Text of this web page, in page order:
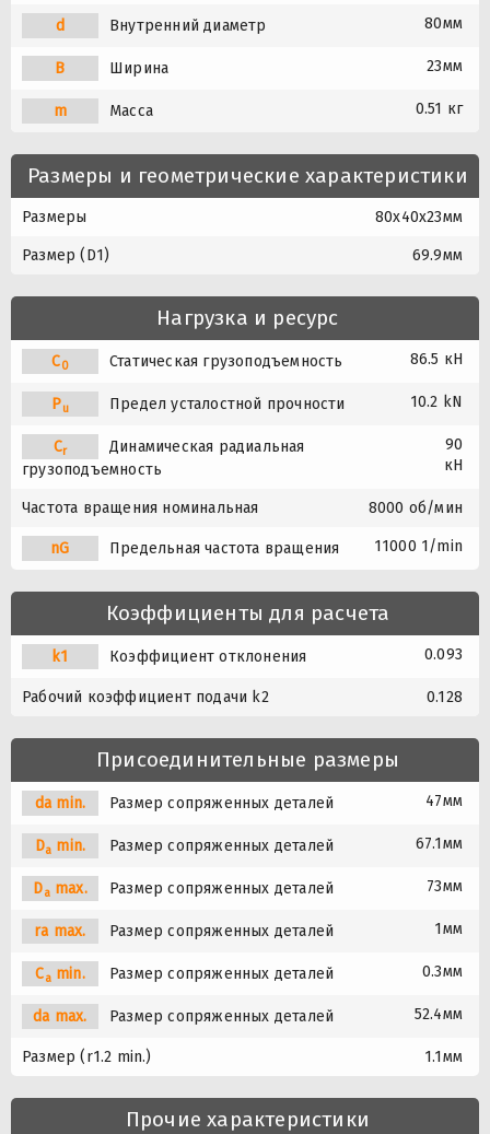
d Внутренний диаметр 80мм
B Ширина 23мм
m Масса 0.51 кг
Размеры и геометрические характеристики
Размеры 80x40x23мм
Размер (D1) 69.9мм
Нагрузка и ресурс
C0 Статическая грузоподъемность 86.5 кН
Pu Предел усталостной прочности 10.2 kN
Cr
Динамическая радиальная
грузоподъемность
90
кН
Частота вращения номинальная 8000 об/мин
nG Предельная частота вращения 11000 1/min
Коэффициенты для расчета
k1 Коэффициент отклонения 0.093
Рабочий коэффициент подачи k2 0.128
Присоединительные размеры
da min. Размер сопряженных деталей 47мм
Da min. Размер сопряженных деталей 67.1мм
Damax. Размер сопряженных деталей 73мм
ra max. Размер сопряженных деталей 1мм
Camin. Размер сопряженных деталей 0.3мм
da max. Размер сопряженных деталей 52.4мм
Размер (r1.2 min.) 1.1мм
Прочие характеристики